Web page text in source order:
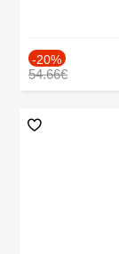
-20%
54.66€